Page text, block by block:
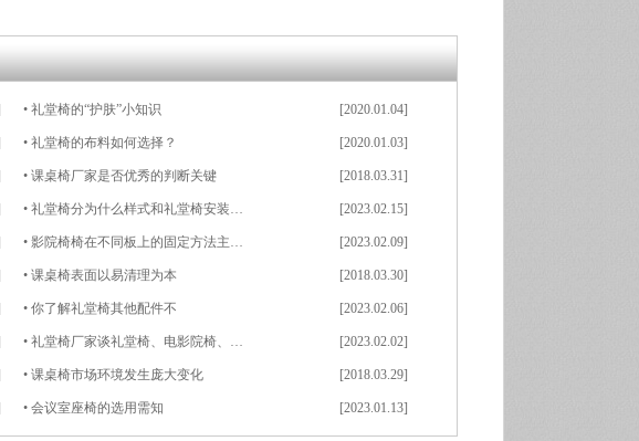
• [2020.01.04]
礼堂椅的“护肤”小知识
• [2020.01.03]
礼堂椅的布料如何选择？
• [2018.03.31]
课桌椅厂家是否优秀的判断关键
• [2023.02.15]
礼堂椅分为什么样式和礼堂椅安装…
• [2023.02.09]
影院椅椅在不同板上的固定方法主…
• [2018.03.30]
课桌椅表面以易清理为本
• [2023.02.06]
你了解礼堂椅其他配件不
• [2023.02.02]
礼堂椅厂家谈礼堂椅、电影院椅、…
• [2018.03.29]
课桌椅市场环境发生庞大变化
• [2023.01.13]
会议室座椅的选用需知